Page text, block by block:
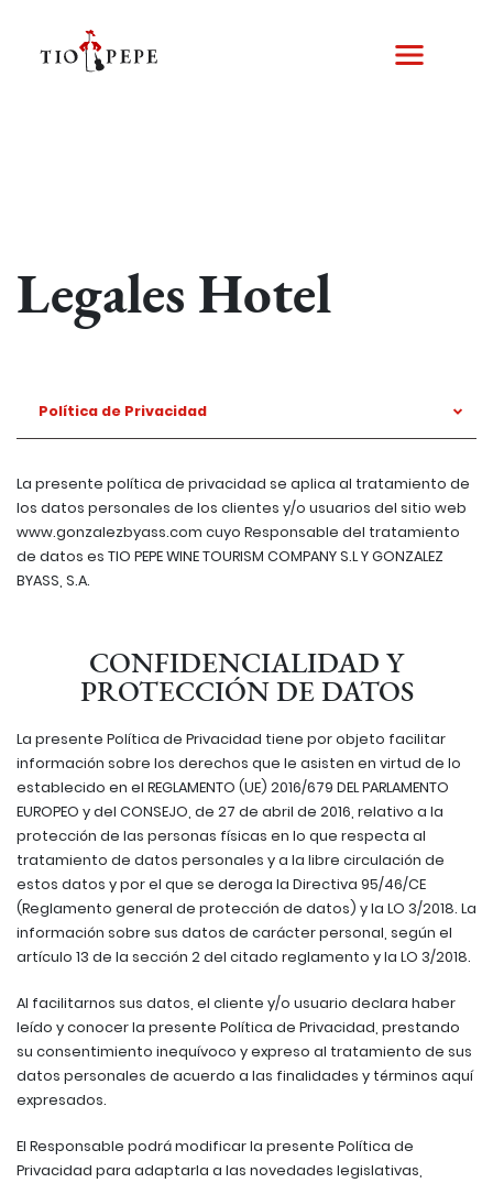
Legales Hotel
Política de Privacidad
La presente política de privacidad se aplica al tratamiento de
los datos personales de los clientes y/o usuarios del sitio web
www.gonzalezbyass.com cuyo Responsable del tratamiento
de datos es TIO PEPE WINE TOURISM COMPANY S.L Y GONZALEZ
BYASS, S.A.
CONFIDENCIALIDAD Y
PROTECCIÓN DE DATOS
La presente Política de Privacidad tiene por objeto facilitar
información sobre los derechos que le asisten en virtud de lo
establecido en el REGLAMENTO (UE) 2016/679 DEL PARLAMENTO
EUROPEO y del CONSEJO, de 27 de abril de 2016, relativo a la
protección de las personas físicas en lo que respecta al
tratamiento de datos personales y a la libre circulación de
estos datos y por el que se deroga la Directiva 95/46/CE
(Reglamento general de protección de datos) y la LO 3/2018. La
información sobre sus datos de carácter personal, según el
artículo 13 de la sección 2 del citado reglamento y la LO 3/2018.
Al facilitarnos sus datos, el cliente y/o usuario declara haber
leído y conocer la presente Política de Privacidad, prestando
su consentimiento inequívoco y expreso al tratamiento de sus
datos personales de acuerdo a las finalidades y términos aquí
expresados.
El Responsable podrá modificar la presente Política de
Privacidad para adaptarla a las novedades legislativas,